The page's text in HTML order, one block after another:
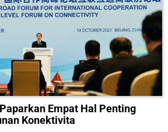
Empat Hal Penting
Konektivita